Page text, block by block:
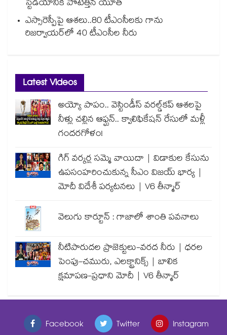
స్టేడియానికి పోటెత్తిన యూత్
ఎస్సారెస్పీపై ఆశలు..80 టీఎంసీలకు గాను
రిజర్వాయర్‌‌‌‌‌‌‌‌‌‌‌‌‌‌‌‌లో 40 టీఎంసీల నీరు
Latest Videos
అయ్యో పాపం.. వెస్టిండీస్ వరల్డ్‌కప్ ఆశలపై
నీళ్లు చల్లిన ఆఫ్ఘన్.. క్వాలిఫికేషన్ రేసులో మళ్లీ
గందరగోళం!
గిగ్ వర్కర్ల సమ్మె వాయిదా | విడాకుల కేసును
ఉపసంహరించుకున్న సీఎం విజయ్ భార్య |
మోదీ విదేశీ పర్యటనలు | V6 తీన్మార్
వెలుగు కార్టూన్ : గాజాలో శాంతి పవనాలు
నీటిపారుదల ప్రాజెక్టులు-వరద నీరు | ధరల
పెంపు-చమురు, ఎలక్ట్రానిక్స్ | బాలిక
క్షమాపణ-ప్రధాని మోదీ | V6 తీన్మార్
Facebook Twitter Instagram